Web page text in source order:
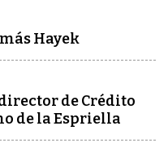
Hayek
de Crédito
de la Espriella